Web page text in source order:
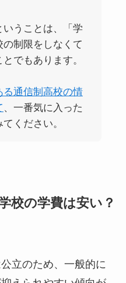
うことは、「学
制限をしなくて
でもあります。
る通信制高校の情
、一番気に入った
ください。
校の学費は安い？
立のため、一般的に